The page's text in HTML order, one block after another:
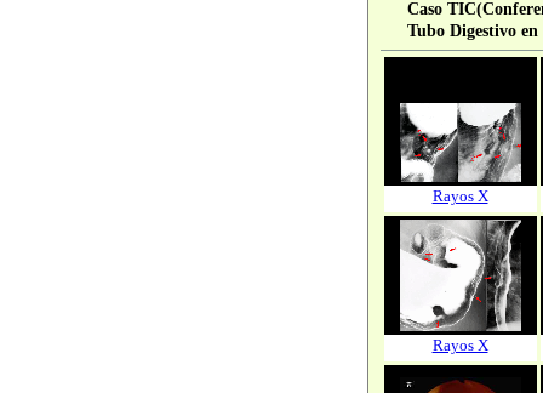
Caso
Tubo Digestivo
Rayos X
Rayos X